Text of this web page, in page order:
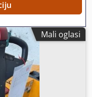
Mali oglasi